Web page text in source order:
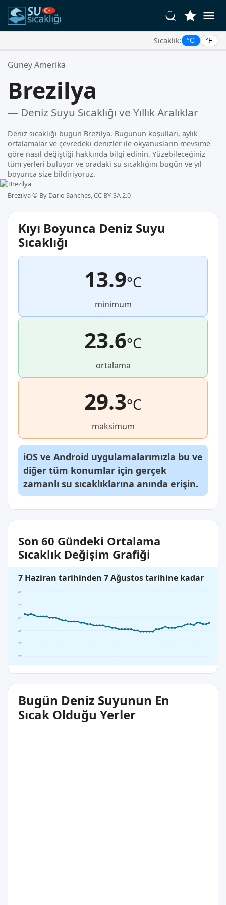
Sıcaklık: °C °F
Favori Konumlarınız:
Güney Amerika
Brezilya
— Deniz Suyu Sıcaklığı ve Yıllık Aralıklar
Deniz sıcaklığı bugün Brezilya. Bugünün koşulları, aylık
ortalamalar ve çevredeki denizler ile okyanusların mevsime
göre nasıl değiştiği hakkında bilgi edinin. Yüzebileceğiniz
tüm yerleri buluyor ve oradaki su sıcaklığını bugün ve yıl
boyunca size bildiriyoruz.
Brezilya © By Dario Sanches, CC BY-SA 2.0
Kıyı Boyunca Deniz Suyu
Sıcaklığı
13.9°C
minimum
23.6°C
ortalama
29.3°C
maksimum
iOS ve Android uygulamalarımızla bu ve
diğer tüm konumlar için gerçek
zamanlı su sıcaklıklarına anında erişin.
Son 60 Gündeki Ortalama
Sıcaklık Değişim Grafiği
7 Haziran tarihinden 7 Ağustos tarihine kadar
21°
22°
23°
24°
25°
26°
Bugün Deniz Suyunun En
Sıcak Olduğu Yerler